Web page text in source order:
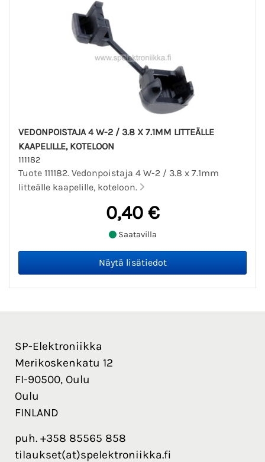
VEDONPOISTAJA 4 W-2 / 3.8 X 7.1MM LITTEÄLLE
KAAPELILLE, KOTELOON
111182
Tuote 111182. Vedonpoistaja 4 W-2 / 3.8 x 7.1mm
litteälle kaapelille, koteloon.
0,40 €
Saatavilla
SP-Elektroniikka
Merikoskenkatu 12
FI-90500, Oulu
Oulu
FINLAND
puh. +358 85565 858
tilaukset(at)spelektroniikka.fi